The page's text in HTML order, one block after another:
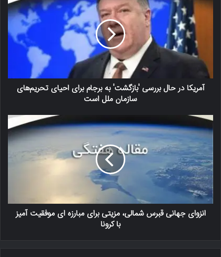
آمریکا در حال بررسی 'بازگشت' به برجام برای احیای تحریم‌های
سازمان ملل است
انزوای جهانی قبرس شمالی، مزیتی برای مبارزه ای موفقیت آمیز
با کرونا